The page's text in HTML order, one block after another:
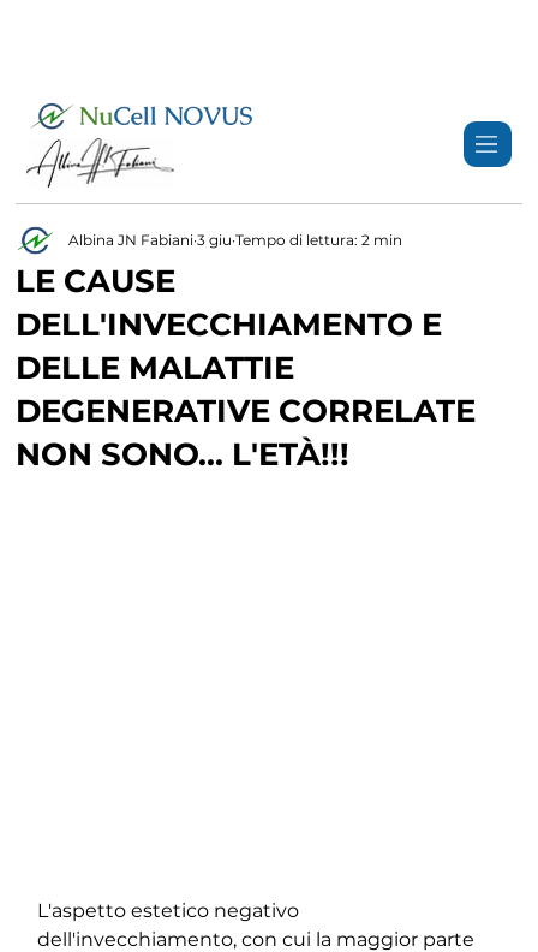
LE CAUSE
DELL'INVECCHIAMENTO E
DELLE MALATTIE
DEGENERATIVE CORRELATE
NON SONO... L'ETÀ!!!
Albina JN Fabiani 3 giu Tempo di lettura: 2 min
L'aspetto estetico negativo
dell'invecchiamento, con cui la maggior parte